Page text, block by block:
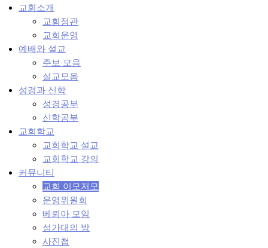
교회소개
교회정관
교회운영
예배와 설교
주보 모음
설교모음
성경과 신학
성경공부
신학공부
교회학교
교회학교 설교
교회학교 강의
커뮤니티
교회 이모저모
운영위원회
베뢰아 모임
성가대의 방
사진첩